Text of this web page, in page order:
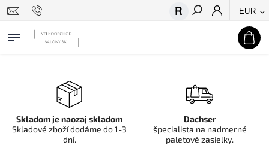
EUR
Hľadať
Skladom je naozaj skladom
Skladové zboží dodáme do 1-3
dní.
Dachser
špecialista na nadmerné
paletové zasielky.